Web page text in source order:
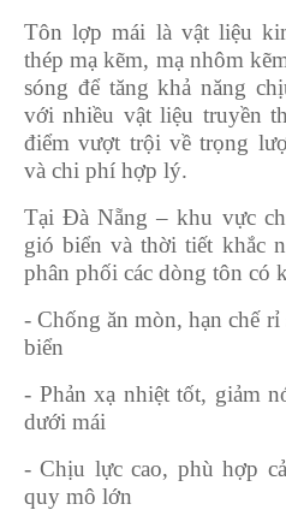
Tôn lợp mái là vật liệu
thép mạ kẽm, mạ nhôm
sóng để tăng khả năng
với nhiều vật liệu truyền
điểm vượt trội về trọng
và chi phí hợp lý.
Tại Đà Nẵng – khu vực
gió biển và thời tiết khắc
phân phối các dòng tôn có
- Chống ăn mòn, hạn chế
biển
- Phản xạ nhiệt tốt, giảm
dưới mái
- Chịu lực cao, phù hợp
quy mô lớn